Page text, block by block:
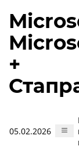
+
05.02.2026